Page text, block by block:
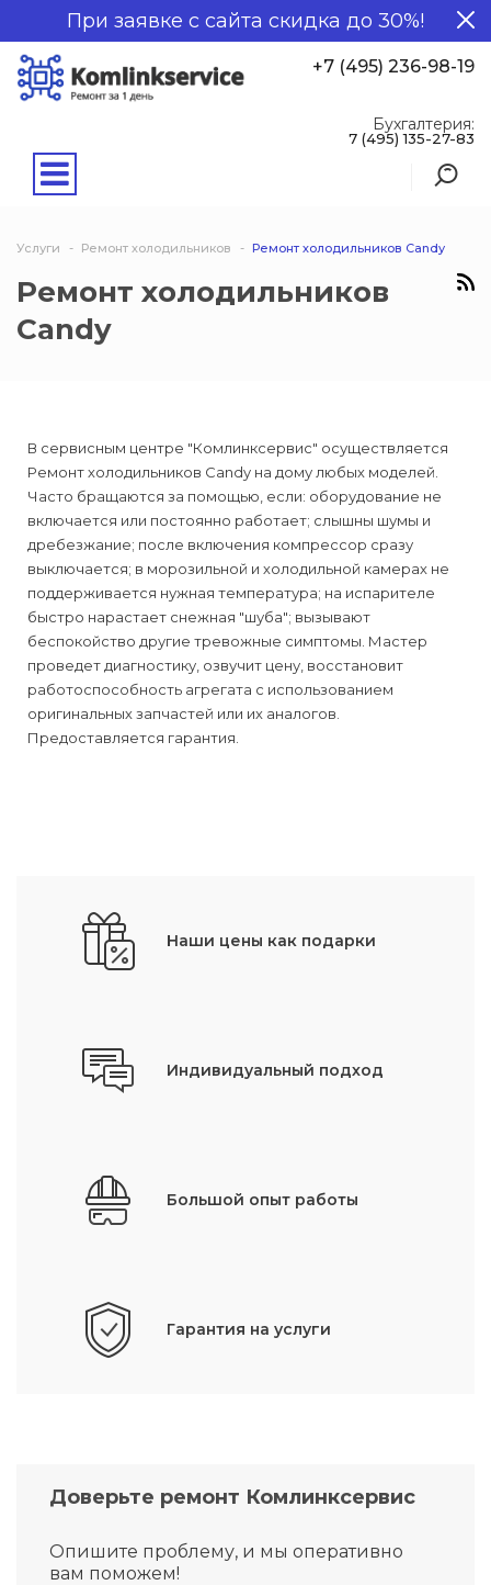
При заявке с сайта скидка до 30%!
+7 (495) 236-98-19
Бухгалтерия:
7 (495) 135-27-83
Услуги Ремонт холодильников Ремонт холодильников Candy
Ремонт холодильников
Candy
В сервисным центре "Комлинксервис" осуществляется
Ремонт холодильников Candy на дому любых моделей.
Часто бращаются за помощью, если: оборудование не
включается или постоянно работает; слышны шумы и
дребезжание; после включения компрессор сразу
выключается; в морозильной и холодильной камерах не
поддерживается нужная температура; на испарителе
быстро нарастает снежная "шуба"; вызывают
беспокойство другие тревожные симптомы. Мастер
проведет диагностику, озвучит цену, восстановит
работоспособность агрегата с использованием
оригинальных запчастей или их аналогов.
Предоставляется гарантия.
Наши цены как подарки
Индивидуальный подход
Большой опыт работы
Гарантия на услуги
Доверьте ремонт Комлинксервис
Опишите проблему, и мы оперативно
вам поможем!